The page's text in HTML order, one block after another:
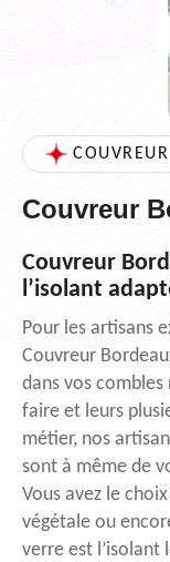
Couvreur
Couvreur
l’isolant
Pour les artisans
Couvreur
dans vos combles
faire et leurs
métier, nos
sont à même de
Vous avez le
végétale ou
verre est l’isolant